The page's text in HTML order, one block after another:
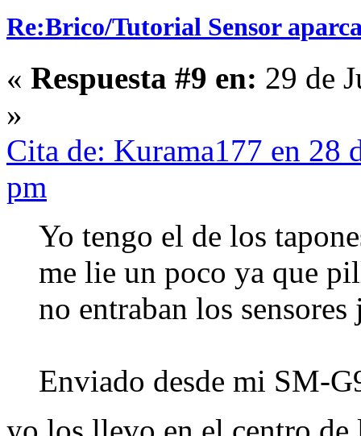
Re:Brico/Tutorial Sensor
« Respuesta #9 en: 29 de
»
Cita de: Kurama177 en 28
pm
Yo tengo el de los
me lie un poco ya que
no entraban los sensores
Enviado desde mi SM-